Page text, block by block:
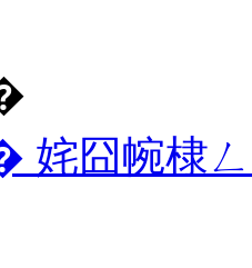
姹囧帵棣